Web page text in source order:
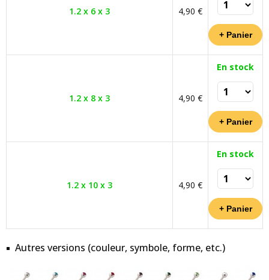
1.2 x 6 x 3 4,90 €
1.2 x 8 x 3 4,90 €
En stock
1.2 x 10 x 3 4,90 €
En stock
Autres versions (couleur, symbole, forme, etc.)